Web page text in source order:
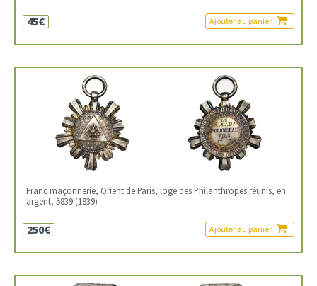
45€ Ajouter au panier
Franc maçonnerie, Orient de Paris, loge des Philanthropes réunis, en
argent, 5839 (1839)
250€ Ajouter au panier